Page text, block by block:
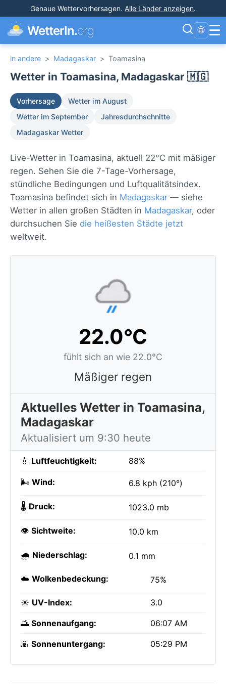
Genaue Wettervorhersagen. Alle Länder anzeigen.
WetterIn.org 🌐 ☰
in andere > Madagaskar > Toamasina
Wetter in Toamasina, Madagaskar 🇲🇬
Vorhersage
Wetter im August
Wetter im September
Jahresdurchschnitte
Madagaskar Wetter
Live-Wetter in Toamasina, aktuell 22°C mit mäßiger
regen. Sehen Sie die 7-Tage-Vorhersage,
stündliche Bedingungen und Luftqualitätsindex.
Toamasina befindet sich in Madagaskar — siehe
Wetter in allen großen Städten in Madagaskar, oder
durchsuchen Sie die heißesten Städte jetzt
weltweit.
22.0°C
fühlt sich an wie 22.0°C
Mäßiger regen
Aktuelles Wetter in Toamasina,
Madagaskar
Aktualisiert um 9:30 heute
💧 Luftfeuchtigkeit: 88%
🌬️ Wind: 6.8 kph (210°)
🌡️ Druck: 1023.0 mb
👁️ Sichtweite: 10.0 km
🌧️ Niederschlag: 0.1 mm
☁️ Wolkenbedeckung: 75%
☀️ UV-Index: 3.0
🌅 Sonnenaufgang: 06:07 AM
🌇 Sonnenuntergang: 05:29 PM